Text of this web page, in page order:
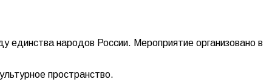
единства народов России. Мероприятие организовано в
пространство.